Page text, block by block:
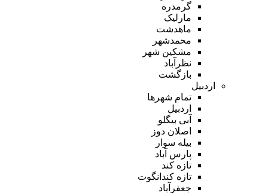
گرمدره
مارلیک
ماهدشت
محمدشهر
مشکین شهر
نظرآباد
بازگشت
اردبیل
تمام شهر‌ها
اردبیل
آبی بیگلو
اصلان دوز
بیله سوار
پارس آباد
تازه کند
تازه کندانگوت
جعفرآباد